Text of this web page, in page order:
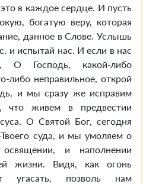
в каждое сердце. И пусть
богатую веру, которая
данное в Слове. Услышь
и испытай нас. И если в нас
О Господь, какой-либо
либо неправильное, открой
и мы сразу же исправим
что живем в предвестии
О Святой Бог, сегодня
суда, и мы умоляем о
и наполнении
жизни. Видя, как огонь
угасать, позволь нам